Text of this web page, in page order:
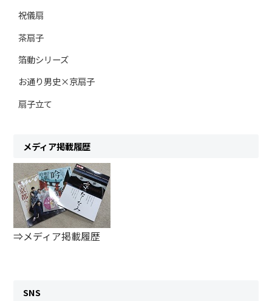
祝儀扇
茶扇子
箔動シリーズ
お通り男史×京扇子
扇子立て
メディア掲載履歴
⇒メディア掲載履歴
SNS